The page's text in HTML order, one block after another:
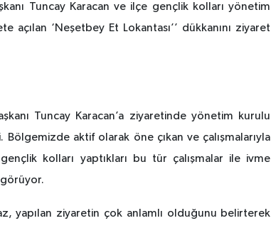
Tuncay Karacan ve ilçe gençlik kolları yönetim
‘Neşetbey Et Lokantası’’ dükkanını ziyaret
Tuncay Karacan’a ziyaretinde yönetim kurulu
aktif olarak öne çıkan ve çalışmalarıyla
kolları yaptıkları bu tür çalışmalar ile ivme
görüyor.
yapılan ziyaretin çok anlamlı olduğunu belirterek